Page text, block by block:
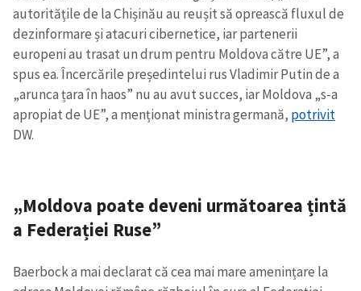
autoritățile de la Chișinău au reușit să oprească fluxul de
dezinformare și atacuri cibernetice, iar partenerii
europeni au trasat un drum pentru Moldova către UE”, a
spus ea. Încercările președintelui rus Vladimir Putin de a
„arunca țara în haos” nu au avut succes, iar Moldova „s-a
apropiat de UE”, a menționat ministra germană, potrivit
DW.
„Moldova poate deveni următoarea țintă
a Federației Ruse”
Baerbock a mai declarat că cea mai mare amenințare la